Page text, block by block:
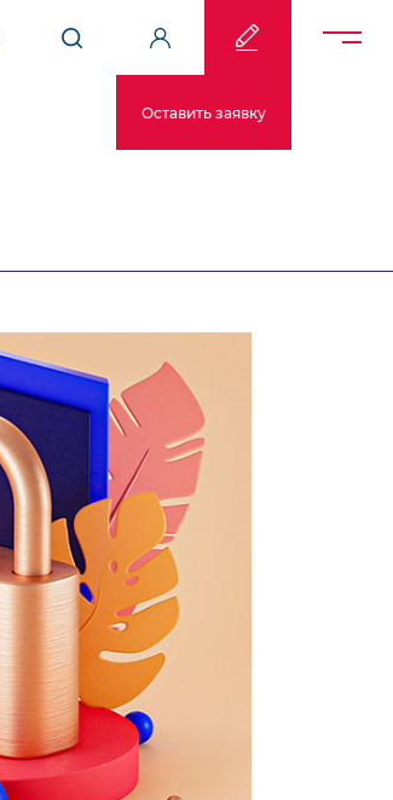
Оставить заявку